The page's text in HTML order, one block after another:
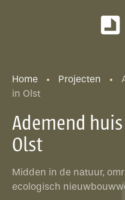
Home Projecten
in Olst
Ademend
Olst
Midden in de natuur,
ecologisch